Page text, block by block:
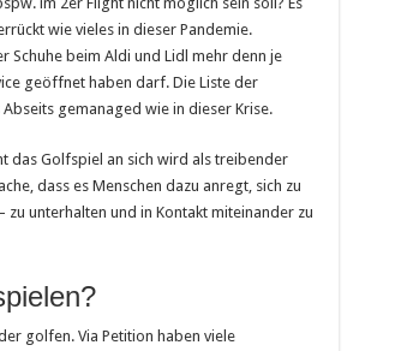
wie vieles in dieser Pandemie.
Schuhe beim Aldi und Lidl mehr denn je
geöffnet haben darf. Die Liste der
gemanaged wie in dieser Krise.
das Golfspiel an sich wird als treibender
dass es Menschen dazu anregt, sich zu
unterhalten und in Kontakt miteinander zu
golfen. Via Petition haben viele